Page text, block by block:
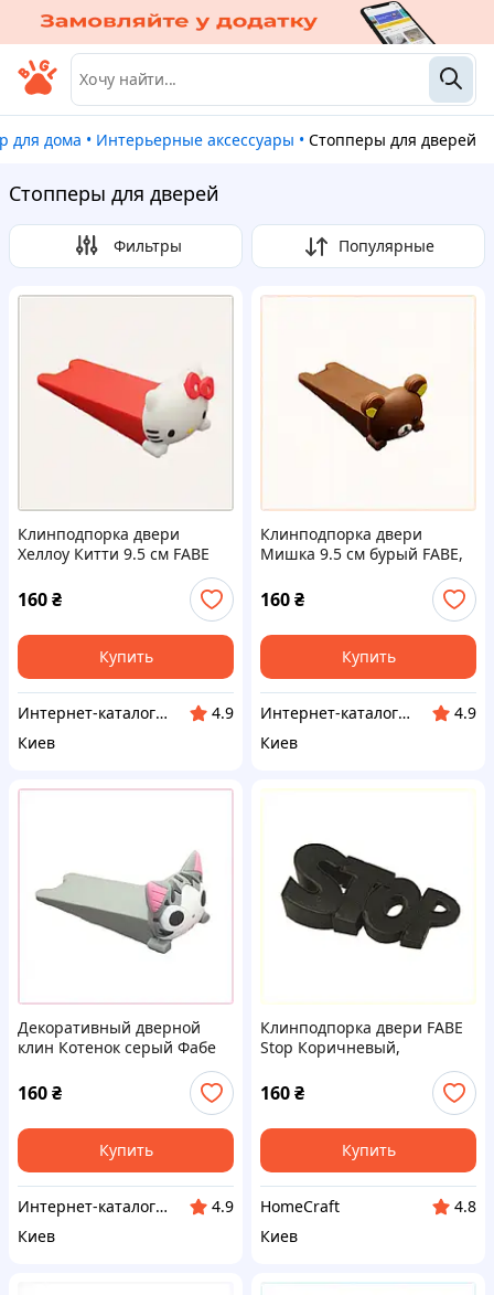
для дома • Интерьерные аксессуары • Стопперы для дверей
Стопперы для дверей
Фильтры Популярные
Клинподпорка двери
Хеллоу Китти 9.5 см FABE
160₴
Купить
Интерн​ет-кат​а​л​ог ск​​и​до​к "GALANTI"
4.9
Киев
Клинподпорка двери
Мишка 9.5 см бурый FABE,
160₴
Купить
Интерн​ет-кат​а​л​ог ск​​и​до​к "GALANTI"
4.9
Киев
Декоративный дверной
клин Котенок серый Фабе
160₴
Купить
Интерн​ет-кат​а​л​ог ск​​и​до​к "GALANTI"
4.9
Киев
Клинподпорка двери FABE
Stop Коричневый,
160₴
Купить
HomeCraft
4.8
Киев